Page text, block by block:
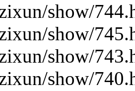
show/
show/
show/
show/